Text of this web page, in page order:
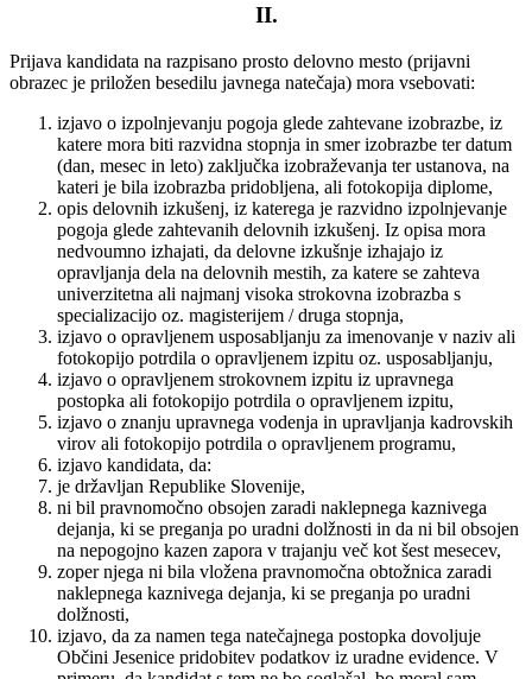
II.
Prijava kandidata na razpisano prosto delovno mesto (prijavni
obrazec je priložen besedilu javnega natečaja) mora vsebovati:
izjavo o izpolnjevanju pogoja glede zahtevane izobrazbe, iz
katere mora biti razvidna stopnja in smer izobrazbe ter datum
(dan, mesec in leto) zaključka izobraževanja ter ustanova, na
kateri je bila izobrazba pridobljena, ali fotokopija diplome,
opis delovnih izkušenj, iz katerega je razvidno izpolnjevanje
pogoja glede zahtevanih delovnih izkušenj. Iz opisa mora
nedvoumno izhajati, da delovne izkušnje izhajajo iz
opravljanja dela na delovnih mestih, za katere se zahteva
univerzitetna ali najmanj visoka strokovna izobrazba s
specializacijo oz. magisterijem / druga stopnja,
izjavo o opravljenem usposabljanju za imenovanje v naziv ali
fotokopijo potrdila o opravljenem izpitu oz. usposabljanju,
izjavo o opravljenem strokovnem izpitu iz upravnega
postopka ali fotokopijo potrdila o opravljenem izpitu,
izjavo o znanju upravnega vodenja in upravljanja kadrovskih
virov ali fotokopijo potrdila o opravljenem programu,
izjavo kandidata, da:
je državljan Republike Slovenije,
ni bil pravnomočno obsojen zaradi naklepnega kaznivega
dejanja, ki se preganja po uradni dolžnosti in da ni bil obsojen
na nepogojno kazen zapora v trajanju več kot šest mesecev,
zoper njega ni bila vložena pravnomočna obtožnica zaradi
naklepnega kaznivega dejanja, ki se preganja po uradni
dolžnosti,
izjavo, da za namen tega natečajnega postopka dovoljuje
Občini Jesenice pridobitev podatkov iz uradne evidence. V